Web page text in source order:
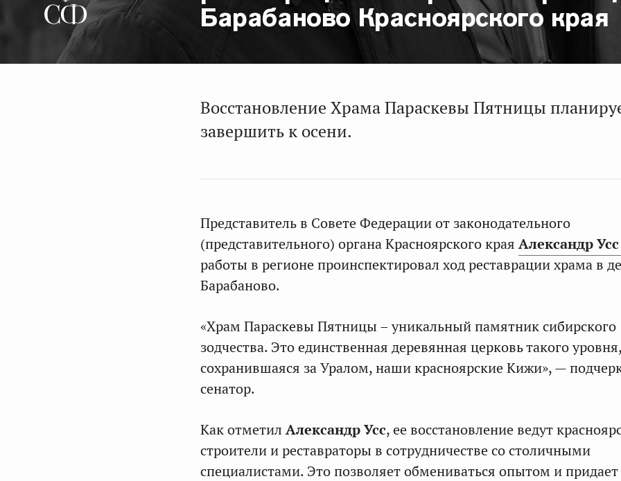
Барабаново Красноярского края
Восстановление Храма Параскевы Пятницы
завершить к осени.
Представитель в Совете Федерации от законодательного
(представительного) органа Красноярского края Александр Усс
работы в регионе проинспектировал ход реставрации храма в
Барабаново.
«Храм Параскевы Пятницы – уникальный памятник сибирского
зодчества. Это единственная деревянная церковь такого уровня,
сохранившаяся за Уралом, наши красноярские Кижи», —
сенатор.
Как отметил Александр Усс, ее восстановление ведут
строители и реставраторы в сотрудничестве со столичными
специалистами. Это позволяет обмениваться опытом и придает